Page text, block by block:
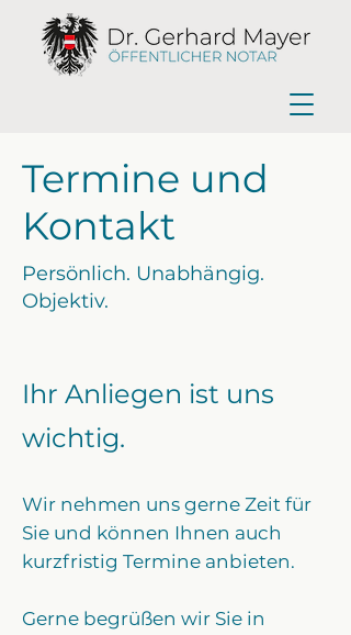
Termine und
Kontakt
Persönlich. Unabhängig.
Objektiv.
Ihr Anliegen ist uns
wichtig.
Wir nehmen uns gerne Zeit für
Sie und können Ihnen auch
kurzfristig Termine anbieten.​​
Gerne begrüßen wir Sie in